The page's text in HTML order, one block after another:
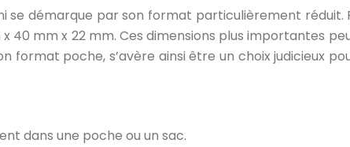
se démarque par son format particulièrement réduit.
40 mm x 22 mm. Ces dimensions plus importantes
format poche, s’avère ainsi être un choix judicieux
dans une poche ou un sac.